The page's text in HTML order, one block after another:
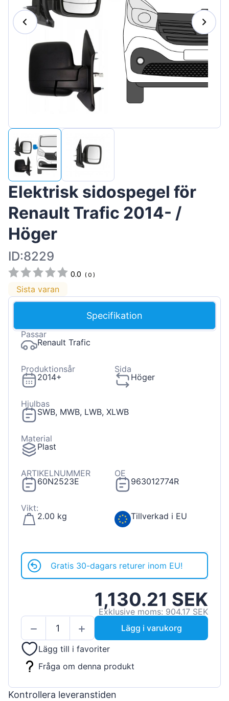
Magyar
Lietuvių
Hrvatski
Português
Slovenian
Latvian
Slovenčina
Elektrisk sidospegel för
Renault Trafic 2014- /
Höger
ID:8229
0.0 (0 )
Sista varan
Specifikation
Passar
Renault Trafic
Produktionsår
2014+
Sida
Höger
Hjulbas
SWB, MWB, LWB, XLWB
Material
Plast
ARTIKELNUMMER
60N2523E
OE
963012774R
Vikt:
2.00 kg
Tillverkad i EU
Gratis 30-dagars returer inom EU!
1,130.21 SEK
Exklusive moms: 904.17 SEK
Lägg i varukorg
Lägg till i favoriter
Fråga om denna produkt
Kontrollera leveranstiden